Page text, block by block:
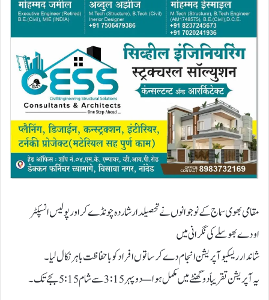
مقامی بھوی سماج کے نوجوانوں نے تحصیلدار شاردہ چونڈےکر اور پولیس انسپکٹر
اودے بھوسلے کی نگرانی میں
شاندار ریسکیو آپریشن انجام دے کر ساتوں افراد کو باحفاظت باہر نکال لیا۔
یہ آپریشن تقریباً دو گھنٹے میں مکمل ہوا — دوپہر 3:15 سے شام 5:15 بجے تک۔